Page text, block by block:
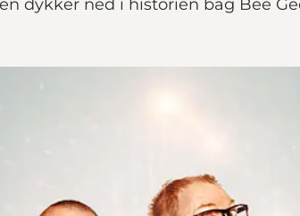
dykker ned i historien bag Bee